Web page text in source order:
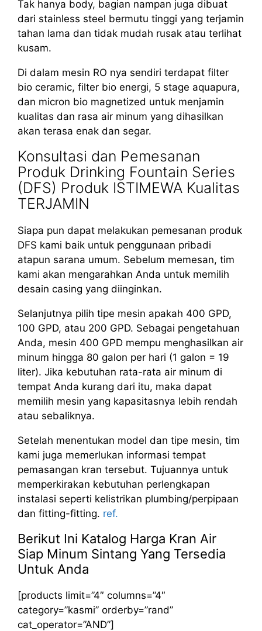
Tak hanya body, bagian nampan juga dibuat
dari stainless steel bermutu tinggi yang terjamin
tahan lama dan tidak mudah rusak atau terlihat
kusam.
Di dalam mesin RO nya sendiri terdapat filter
bio ceramic, filter bio energi, 5 stage aquapura,
dan micron bio magnetized untuk menjamin
kualitas dan rasa air minum yang dihasilkan
akan terasa enak dan segar.
Konsultasi dan Pemesanan
Produk Drinking Fountain Series
(DFS) Produk ISTIMEWA Kualitas
TERJAMIN
Siapa pun dapat melakukan pemesanan produk
DFS kami baik untuk penggunaan pribadi
atapun sarana umum. Sebelum memesan, tim
kami akan mengarahkan Anda untuk memilih
desain casing yang diinginkan.
Selanjutnya pilih tipe mesin apakah 400 GPD,
100 GPD, atau 200 GPD. Sebagai pengetahuan
Anda, mesin 400 GPD mempu menghasilkan air
minum hingga 80 galon per hari (1 galon = 19
liter). Jika kebutuhan rata-rata air minum di
tempat Anda kurang dari itu, maka dapat
memilih mesin yang kapasitasnya lebih rendah
atau sebaliknya.
Setelah menentukan model dan tipe mesin, tim
kami juga memerlukan informasi tempat
pemasangan kran tersebut. Tujuannya untuk
memperkirakan kebutuhan perlengkapan
instalasi seperti kelistrikan plumbing/perpipaan
dan fitting-fitting. ref.
Berikut Ini Katalog Harga Kran Air
Siap Minum Sintang Yang Tersedia
Untuk Anda
[products limit=”4″ columns=”4″
category=”kasmi” orderby=”rand”
cat_operator=”AND”]